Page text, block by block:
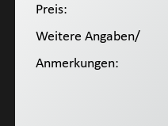
Preis:
Weitere Angaben/
Anmerkungen: